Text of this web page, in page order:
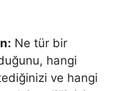
Ne tür bir
hangi
ve hangi